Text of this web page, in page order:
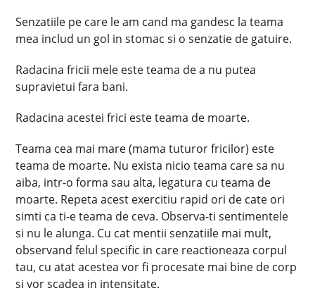
Senzatiile pe care le am cand ma gandesc la teama
mea includ un gol in stomac si o senzatie de gatuire.
Radacina fricii mele este teama de a nu putea
supravietui fara bani.
Radacina acestei frici este teama de moarte.
Teama cea mai mare (mama tuturor fricilor) este
teama de moarte. Nu exista nicio teama care sa nu
aiba, intr-o forma sau alta, legatura cu teama de
moarte. Repeta acest exercitiu rapid ori de cate ori
simti ca ti-e teama de ceva. Observa-ti sentimentele
si nu le alunga. Cu cat mentii senzatiile mai mult,
observand felul specific in care reactioneaza corpul
tau, cu atat acestea vor fi procesate mai bine de corp
si vor scadea in intensitate.